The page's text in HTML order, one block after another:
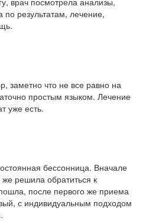
результатам, лечение,
заметно что не все равно на
простым языком. Лечение
уже есть.
бессонница. Вначале
решила обратиться к
после первого же приема
с индивидуальным подходом